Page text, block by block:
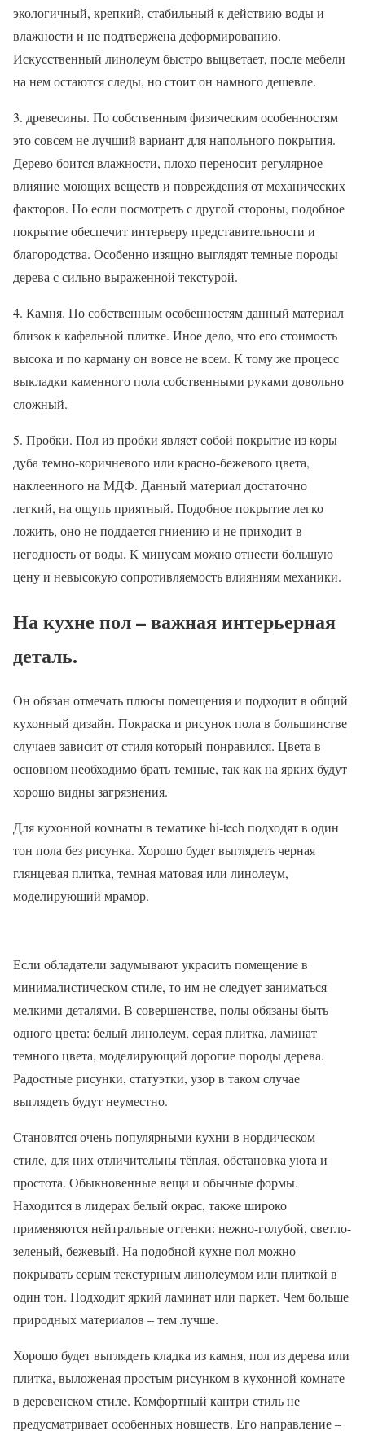
экологичный, крепкий, стабильный к действию воды и
влажности и не подтвержена деформированию.
Искусственный линолеум быстро выцветает, после мебели
на нем остаются следы, но стоит он намного дешевле.
3. древесины. По собственным физическим особенностям
это совсем не лучший вариант для напольного покрытия.
Дерево боится влажности, плохо переносит регулярное
влияние моющих веществ и повреждения от механических
факторов. Но если посмотреть с другой стороны, подобное
покрытие обеспечит интерьеру представительности и
благородства. Особенно изящно выглядят темные породы
дерева с сильно выраженной текстурой.
4. Камня. По собственным особенностям данный материал
близок к кафельной плитке. Иное дело, что его стоимость
высока и по карману он вовсе не всем. К тому же процесс
выкладки каменного пола собственными руками довольно
сложный.
5. Пробки. Пол из пробки являет собой покрытие из коры
дуба темно-коричневого или красно-бежевого цвета,
наклеенного на МДФ. Данный материал достаточно
легкий, на ощупь приятный. Подобное покрытие легко
ложить, оно не поддается гниению и не приходит в
негодность от воды. К минусам можно отнести большую
цену и невысокую сопротивляемость влияниям механики.
На кухне пол – важная интерьерная
деталь.
Он обязан отмечать плюсы помещения и подходит в общий
кухонный дизайн. Покраска и рисунок пола в большинстве
случаев зависит от стиля который понравился. Цвета в
основном необходимо брать темные, так как на ярких будут
хорошо видны загрязнения.
Для кухонной комнаты в тематике hi-tech подходят в один
тон пола без рисунка. Хорошо будет выглядеть черная
глянцевая плитка, темная матовая или линолеум,
моделирующий мрамор.
Если обладатели задумывают украсить помещение в
минималистическом стиле, то им не следует заниматься
мелкими деталями. В совершенстве, полы обязаны быть
одного цвета: белый линолеум, серая плитка, ламинат
темного цвета, моделирующий дорогие породы дерева.
Радостные рисунки, статуэтки, узор в таком случае
выглядеть будут неуместно.
Становятся очень популярными кухни в нордическом
стиле, для них отличительны тёплая, обстановка уюта и
простота. Обыкновенные вещи и обычные формы.
Находится в лидерах белый окрас, также широко
применяются нейтральные оттенки: нежно-голубой, светло-
зеленый, бежевый. На подобной кухне пол можно
покрывать серым текстурным линолеумом или плиткой в
один тон. Подходит яркий ламинат или паркет. Чем больше
природных материалов – тем лучше.
Хорошо будет выглядеть кладка из камня, пол из дерева или
плитка, выложеная простым рисунком в кухонной комнате
в деревенском стиле. Комфортный кантри стиль не
предусматривает особенных новшеств. Его направление –